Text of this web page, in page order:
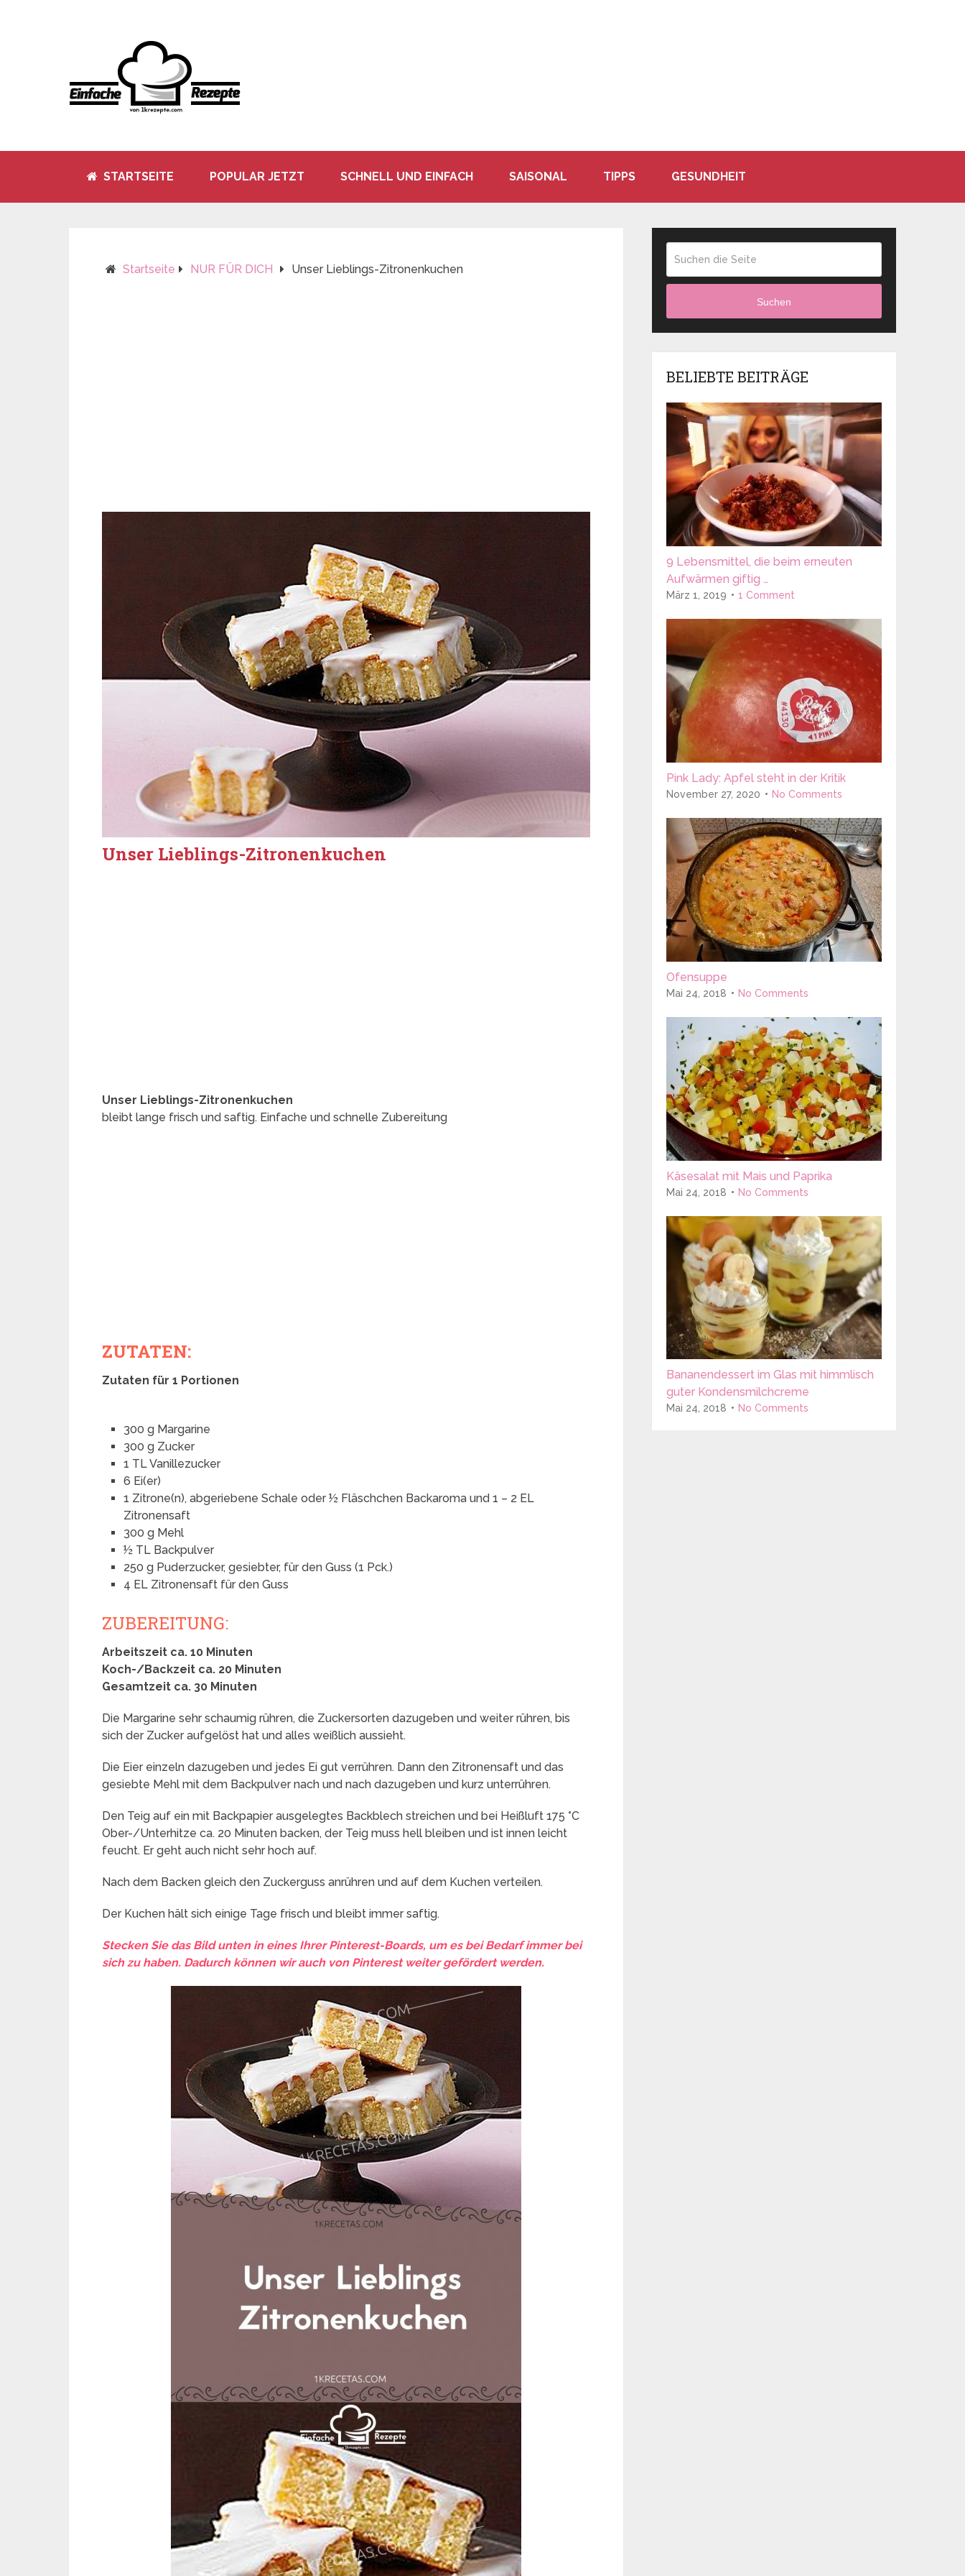
STARTSEITE POPULAR JETZT SCHNELL UND EINFACH SAISONAL TIPPS GESUNDHEIT
Startseite NUR FÜR DICH Unser Lieblings-Zitronenkuchen
Unser Lieblings-Zitronenkuchen
Unser Lieblings-Zitronenkuchen
bleibt lange frisch und saftig. Einfache und schnelle Zubereitung
ZUTATEN:
Zutaten für 1 Portionen
300 g Margarine
300 g Zucker
1 TL Vanillezucker
6 Ei(er)
1 Zitrone(n), abgeriebene Schale oder ½ Fläschchen Backaroma und 1 – 2 EL
Zitronensaft
300 g Mehl
½ TL Backpulver
250 g Puderzucker, gesiebter, für den Guss (1 Pck.)
4 EL Zitronensaft für den Guss
ZUBEREITUNG:
Arbeitszeit ca. 10 Minuten
Koch-/Backzeit ca. 20 Minuten
Gesamtzeit ca. 30 Minuten
Die Margarine sehr schaumig rühren, die Zuckersorten dazugeben und weiter rühren, bis
sich der Zucker aufgelöst hat und alles weißlich aussieht.
Die Eier einzeln dazugeben und jedes Ei gut verrühren. Dann den Zitronensaft und das
gesiebte Mehl mit dem Backpulver nach und nach dazugeben und kurz unterrühren.
Den Teig auf ein mit Backpapier ausgelegtes Backblech streichen und bei Heißluft 175 °C
Ober-/Unterhitze ca. 20 Minuten backen, der Teig muss hell bleiben und ist innen leicht
feucht. Er geht auch nicht sehr hoch auf.
Nach dem Backen gleich den Zuckerguss anrühren und auf dem Kuchen verteilen.
Der Kuchen hält sich einige Tage frisch und bleibt immer saftig.
Stecken Sie das Bild unten in eines Ihrer Pinterest-Boards, um es bei Bedarf immer bei
sich zu haben. Dadurch können wir auch von Pinterest weiter gefördert werden.
Suchen
BELIEBTE BEITRÄGE
9 Lebensmittel, die beim erneuten
Aufwärmen giftig …
März 1, 2019 1 Comment
Pink Lady: Apfel steht in der Kritik
November 27, 2020 No Comments
Ofensuppe
Mai 24, 2018 No Comments
Käsesalat mit Mais und Paprika
Mai 24, 2018 No Comments
Bananendessert im Glas mit himmlisch
guter Kondensmilchcreme
Mai 24, 2018 No Comments